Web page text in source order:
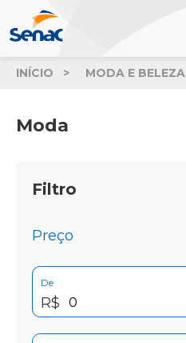
INÍCIO MODA E BELEZA
Moda
Filtro
Preço
De
R$